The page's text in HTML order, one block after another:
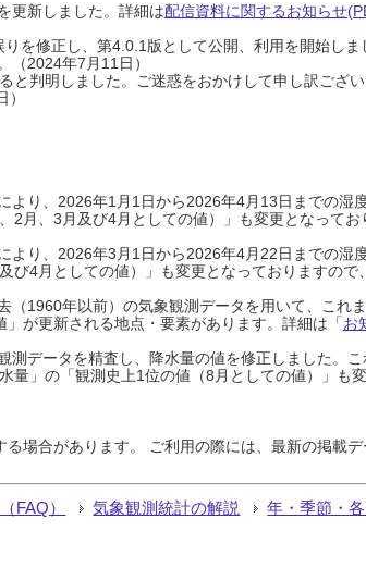
更新しました。詳細は配信資料に関するお知らせ
を修正し、第4.0.1版として公開、利用を開始し
（2024年7月11日）
判明しました。ご迷惑をおかけして申し訳ござ
り、2026年1月1日から2026年4月13日までの湿
月、3月及び4月としての値）」も変更となってお
り、2026年3月1日から2026年4月22日までの湿
び4月としての値）」も変更となっておりますの
1960年以前）の気象観測データを用いて、これ
が更新される地点・要素があります。詳細は「お
データを精査し、降水量の値を修正しました。
量」の「観測史上1位の値（8月としての値）」も
場合があります。 ご利用の際には、最新の掲載
FAQ） 気象観測統計の解説 年・季節・